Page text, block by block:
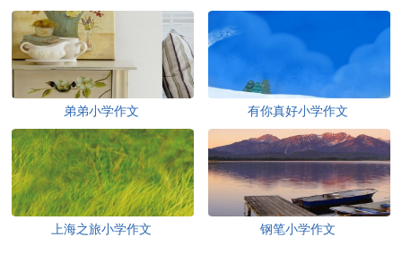
弟弟小学作文 有你真好小学作文
上海之旅小学作文 钢笔小学作文